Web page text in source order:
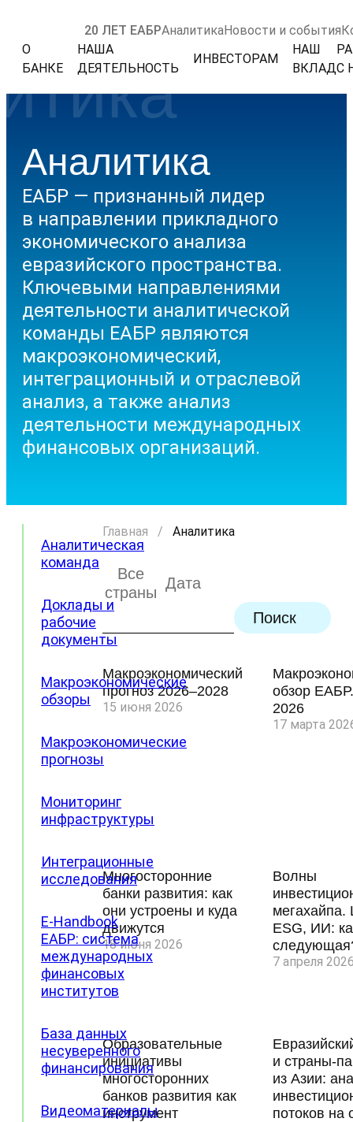
20 ЛЕТ ЕАБРАналитикаНовости и события
О
БАНКЕ
НАША
ДЕЯТЕЛЬНОСТЬ
ИНВЕСТОРАМ
НАШ
ВКЛАДС
Аналитика
ЕАБР — признанный лидер
в направлении прикладного
экономического анализа
евразийского пространства.
Ключевыми направлениями
деятельности аналитической
команды ЕАБР являются
макроэкономический,
интеграционный и отраслевой
анализ, а также анализ
деятельности международных
финансовых организаций.
Аналитическая
команда
Доклады и
рабочие
документы
Макроэкономические
обзоры
Макроэкономические
прогнозы
Мониторинг
инфраструктуры
Интеграционные
исследования
Проектные
направления
Доклады
ЦИИ
E-Handbook
ЕАБР: система
международных
финансовых
институтов
База данных
несуверенного
финансирования
Видеоматериалы
Главная / Аналитика
Все
страны
Поиск
Макроэкономический
прогноз 2026–2028
15 июня 2026
обзор
2026
17 марта
Многосторонние
банки развития: как
они устроены и куда
движутся
18 июня 2026
Волны
ESG, ИИ:
7 апреля
Образовательные
инициативы
многосторонних
банков развития как
инструмент
и страны-
из Азии:
потоков на